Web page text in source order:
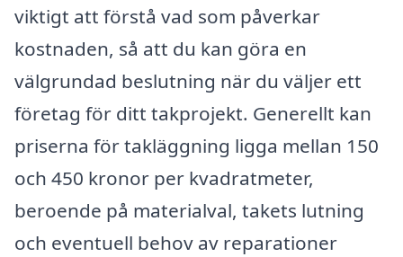
viktigt att förstå vad som påverkar
kostnaden, så att du kan göra en
välgrundad beslutning när du väljer ett
företag för ditt takprojekt. Generellt kan
priserna för takläggning ligga mellan 150
och 450 kronor per kvadratmeter,
beroende på materialval, takets lutning
och eventuell behov av reparationer